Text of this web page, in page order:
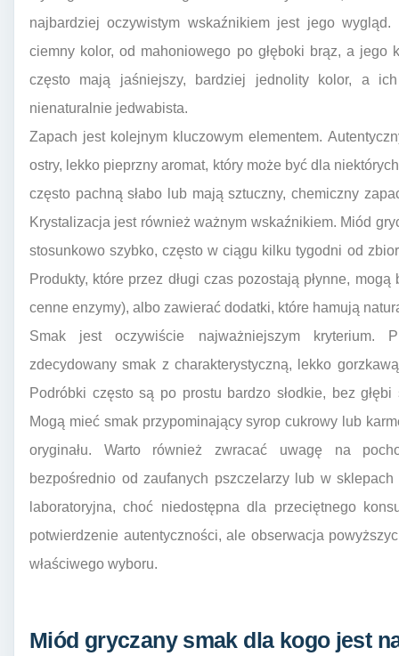
najbardziej oczywistym wskaźnikiem jest jego
ciemny kolor, od mahoniowego po głęboki brąz, a jego
często mają jaśniejszy, bardziej jednolity kolor, a
nienaturalnie jedwabista.
Zapach jest kolejnym kluczowym elementem.
ostry, lekko pieprzny aromat, który może być dla
często pachną słabo lub mają sztuczny, chemiczny
Krystalizacja jest również ważnym wskaźnikiem. Miód
stosunkowo szybko, często w ciągu kilku tygodni od
Produkty, które przez długi czas pozostają płynne,
cenne enzymy), albo zawierać dodatki, które hamują
Smak jest oczywiście najważniejszym kryterium.
zdecydowany smak z charakterystyczną, lekko
Podróbki często są po prostu bardzo słodkie, bez
Mogą mieć smak przypominający syrop cukrowy lub
oryginału. Warto również zwracać uwagę na
bezpośrednio od zaufanych pszczelarzy lub w
laboratoryjna, choć niedostępna dla przeciętnego
potwierdzenie autentyczności, ale obserwacja
właściwego wyboru.
Miód gryczany smak dla kogo jest